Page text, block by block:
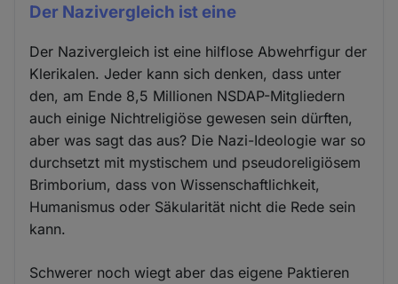
Der Nazivergleich ist eine
Der Nazivergleich ist eine hilflose Abwehrfigur der
Klerikalen. Jeder kann sich denken, dass unter
den, am Ende 8,5 Millionen NSDAP-Mitgliedern
auch einige Nichtreligiöse gewesen sein dürften,
aber was sagt das aus? Die Nazi-Ideologie war so
durchsetzt mit mystischem und pseudoreligiösem
Brimborium, dass von Wissenschaftlichkeit,
Humanismus oder Säkularität nicht die Rede sein
kann.
Schwerer noch wiegt aber das eigene Paktieren